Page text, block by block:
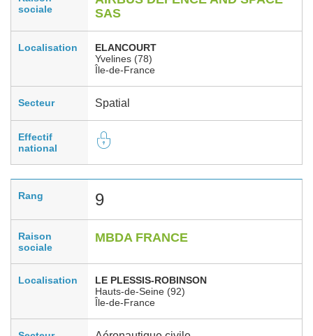
sociale
SAS
Localisation
ELANCOURT
Yvelines (78)
Île-de-France
Secteur Spatial
Effectif
national
Rang 9
Raison
sociale
MBDA FRANCE
Localisation
LE PLESSIS-ROBINSON
Hauts-de-Seine (92)
Île-de-France